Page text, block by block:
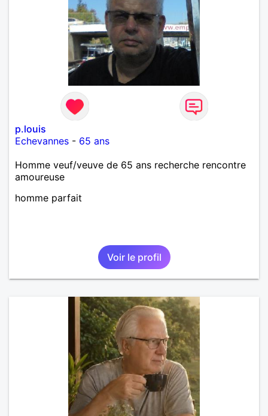
p.louis
Echevannes - 65 ans
Homme veuf/veuve de 65 ans recherche rencontre
amoureuse
homme parfait
Voir le profil